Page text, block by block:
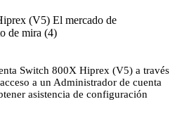
Switch 800X Hiprex (V5) a través
a un Administrador de cuenta
asistencia de configuración